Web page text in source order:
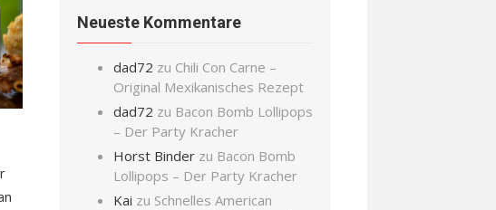
Neueste Kommentare
dad72 zu Chili Con Carne –
Original Mexikanisches Rezept
dad72 zu Bacon Bomb Lollipops
– Der Party Kracher
Horst Binder zu Bacon Bomb
Lollipops – Der Party Kracher
Kai zu Schnelles American